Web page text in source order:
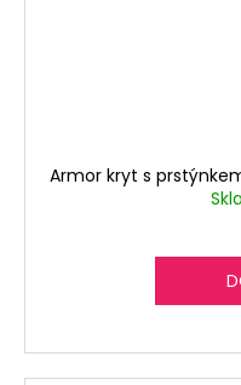
Armor kryt s